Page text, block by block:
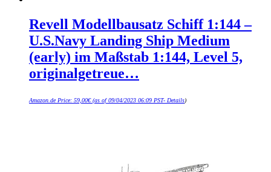
Revell Modellbausatz Schiff 1:144 –
U.S.Navy Landing Ship Medium
(early) im Maßstab 1:144, Level 5,
originalgetreue…
Amazon.de Price: 59,00€(as of 09/04/2023 06:09 PST- Details)